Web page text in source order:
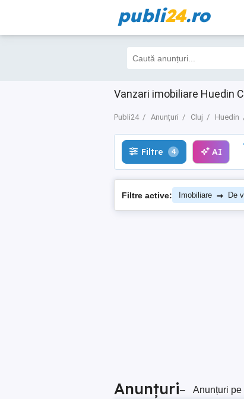
publi24.ro
Vanzari imobiliare Huedin
Publi24 Anunțuri Cluj Huedin
Filtre 4 AI
Filtre 4 AI
Filtre active: Imobiliare → De
Anunțuri– Anunțuri pe